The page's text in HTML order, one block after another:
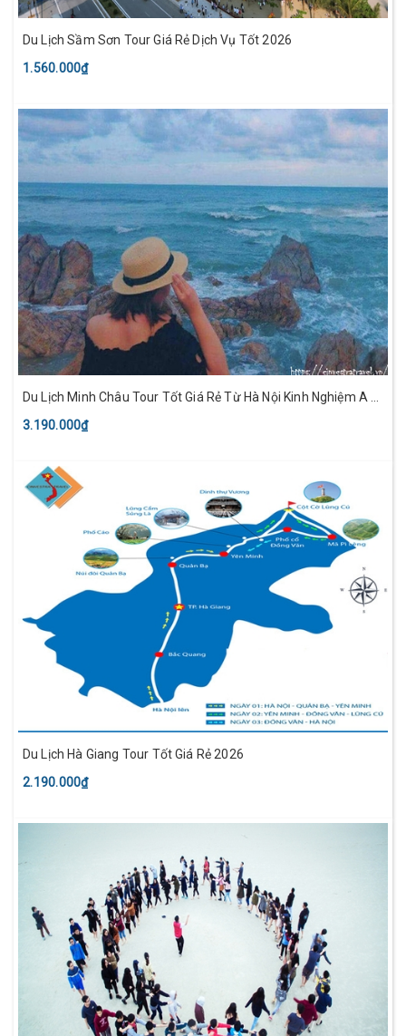
Du Lịch Sầm Sơn Tour Giá Rẻ Dịch Vụ Tốt 2026
1.560.000₫
Du Lịch Minh Châu Tour Tốt Giá Rẻ Từ Hà Nội Kinh Nghiệm A -
Z
3.190.000₫
Du Lịch Hà Giang Tour Tốt Giá Rẻ 2026
2.190.000₫